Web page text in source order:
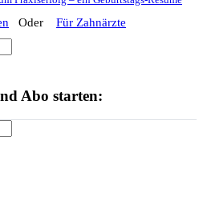
Oder Für Zahnärzte
Abo starten: